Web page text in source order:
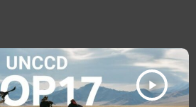
play_arrow